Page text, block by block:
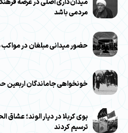
میدان‌داری اصلی در عرصه
مردمی باشد
حضور میدانی مبلغان در
خونخواهی جاماندگان اربعین
بوی کربلا در دیار الوند؛ عشاق
ترسیم کردند